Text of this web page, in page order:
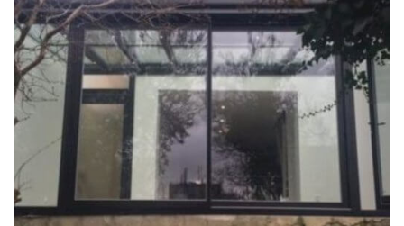
Extension verticale
De 1000 et 2 600 € / m²
Aménagement de combles
Entre 700 et 1 900 € / m²